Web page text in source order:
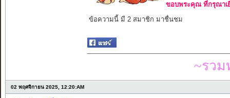
ขอบพระคุณ ที่กรุณาเ
ข้อความนี้ มี 2 สมาชิก มาชื่นชม
~รวม
02 พฤศจิกายน 2025, 12:20:AM